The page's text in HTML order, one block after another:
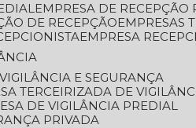
EMPRESA DE
DE RECEPÇÃO
EMPRESAS
EMPRESA
VIGILÂNCIA E SEGURANÇA
TERCEIRIZADA DE
DE VIGILÂNCIA PREDIAL
PRIVADA